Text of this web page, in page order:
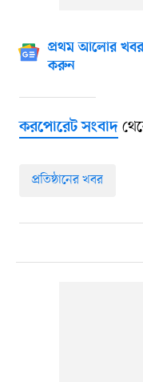
প্রথম আলোর
করুন
করপোরেট সংবাদ
প্রতিষ্ঠানের খবর